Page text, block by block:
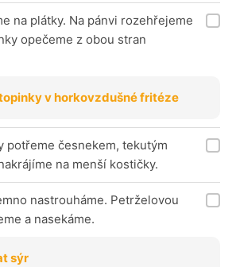
na plátky. Na pánvi rozehřejeme
opečeme z obou stran
v horkovzdušné fritéze
potřeme česnekem, tekutým
na menší kostičky.
nastrouháme. Petrželovou
a nasekáme.
sýr